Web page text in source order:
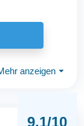
anzeigen ⏷
9,1/10